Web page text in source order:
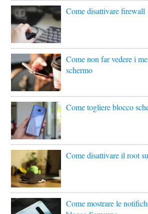
Come disattivare firewall
Come non far vedere i
schermo
Come togliere blocco
Come disattivare il root
Come mostrare le